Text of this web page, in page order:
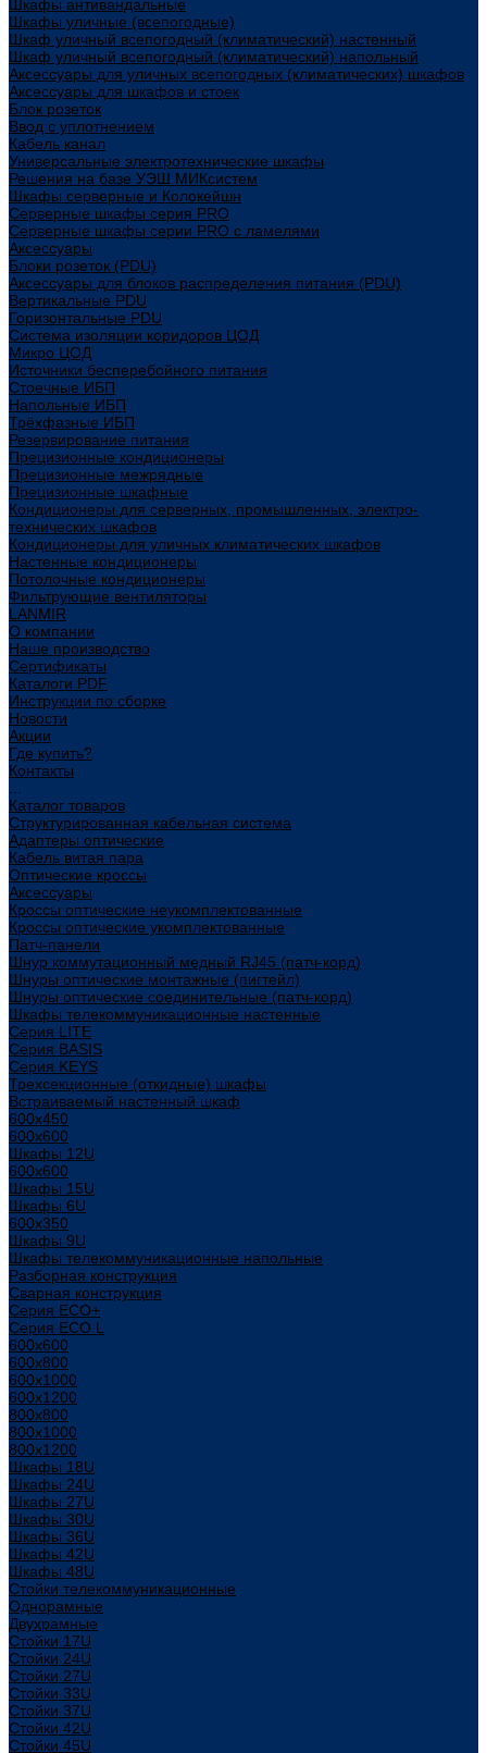
Шкафы антивандальные
Шкафы уличные (всепогодные)
Шкаф уличный всепогодный (климатический) настенный
Шкаф уличный всепогодный (климатический) напольный
Аксессуары для уличных всепогодных (климатических) шкафов
Аксессуары для шкафов и стоек
Блок розеток
Ввод с уплотнением
Кабель канал
Универсальные электротехнические шкафы
Решения на базе УЭШ МИКсистем
Шкафы серверные и Колокейшн
Серверные шкафы серия PRO
Серверные шкафы серии PRO с ламелями
Аксессуары
Блоки розеток (PDU)
Аксессуары для блоков распределения питания (PDU)
Вертикальные PDU
Горизонтальные PDU
Система изоляции коридоров ЦОД
Микро ЦОД
Источники бесперебойного питания
Стоечные ИБП
Напольные ИБП
Трёхфазные ИБП
Резервирование питания
Прецизионные кондиционеры
Прецизионные межрядные
Прецизионные шкафные
Кондиционеры для серверных, промышленных, электро-
технических шкафов
Кондиционеры для уличных климатических шкафов
Настенные кондиционеры
Потолочные кондиционеры
Фильтрующие вентиляторы
LANMIR
О компании
Наше производство
Сертификаты
Каталоги PDF
Инструкции по сборке
Новости
Акции
Где купить?
Контакты
Каталог товаров
Структурированная кабельная система
Адаптеры оптические
Кабель витая пара
Оптические кроссы
Аксессуары
Кроссы оптические неукомплектованные
Кроссы оптические укомплектованные
Патч-панели
Шнур коммутационный медный RJ45 (патч-корд)
Шнуры оптические монтажные (пигтейл)
Шнуры оптические соединительные (патч-корд)
Шкафы телекоммуникационные настенные
Cерия LITE
Cерия BASIS
Cерия KEYS
Трехсекционные (откидные) шкафы
Встраиваемый настенный шкаф
600x450
600x600
Шкафы 12U
600x600
Шкафы 15U
Шкафы 6U
600x350
Шкафы 9U
Шкафы телекоммуникационные напольные
Разборная конструкция
Сварная конструкция
Серия ECO+
Серия ECO L
600x600
600x800
600х1000
600х1200
800x800
800х1000
800х1200
Шкафы 18U
Шкафы 24U
Шкафы 27U
Шкафы 30U
Шкафы 36U
Шкафы 42U
Шкафы 48U
Стойки телекоммуникационные
Однорамные
Двухрамные
Стойки 17U
Стойки 24U
Стойки 27U
Стойки 33U
Стойки 37U
Стойки 42U
Стойки 45U